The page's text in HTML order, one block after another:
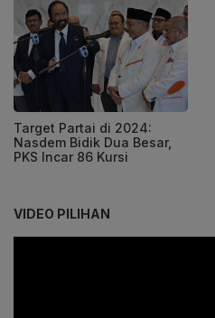
Target Partai di 2024:
Nasdem Bidik Dua Besar,
PKS Incar 86 Kursi
VIDEO PILIHAN